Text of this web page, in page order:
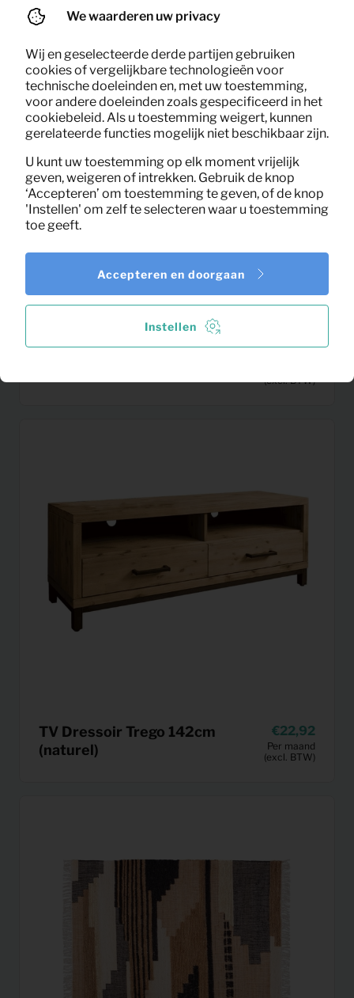
(excl. BTW)
TV Dressoir Trego 142cm
(naturel)
22,92
Per maand
(excl. BTW)
We waarderen uw privacy
Wij en geselecteerde derde partijen gebruiken
cookies of vergelijkbare technologieën voor
technische doeleinden en, met uw toestemming,
voor andere doeleinden zoals gespecificeerd in het
cookiebeleid. Als u toestemming weigert, kunnen
gerelateerde functies mogelijk niet beschikbaar zijn.
U kunt uw toestemming op elk moment vrijelijk
geven, weigeren of intrekken. Gebruik de knop
‘Accepteren’ om toestemming te geven, of de knop
'Instellen' om zelf te selecteren waar u toestemming
toe geeft.
Instellen
Accepteren en doorgaan